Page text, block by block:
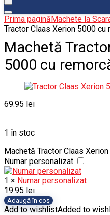
Prima paginăMachete la
Tractor Claas Xerion 5000 cu
Machetă
5000 cu
69.95 lei
1 în stoc
Machetă Tractor Claas
Numar personalizat
1 × Numar personalizat
19.95 lei
Cantitate
Machetă
Adaugă în coș
Add to wishlistAdded to